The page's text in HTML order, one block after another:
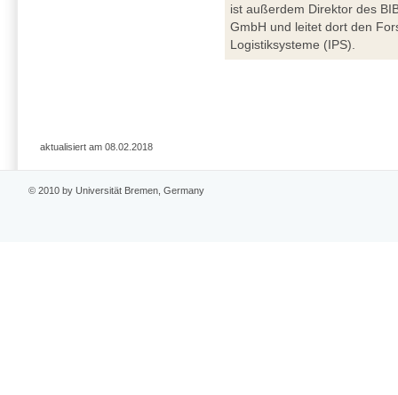
ist außerdem Direktor des
GmbH und leitet dort den
Logistiksysteme (IPS).
aktualisiert am 08.02.2018
© 2010 by Universität Bremen, Germany